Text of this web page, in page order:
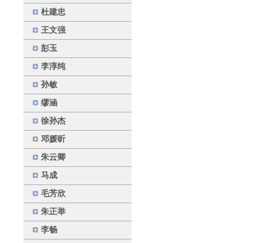
杜建忠
王文强
彭玉
李淳纯
孙敏
缪涵
徐孙杰
邓媛昕
朱云卿
马成
毛芳欣
朱正举
李畅